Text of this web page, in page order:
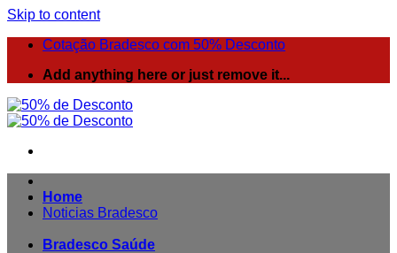
Skip to content
Cotação Bradesco com 50% Desconto
Add anything here or just remove it...
Noticias Bradesco
Home
Bradesco Saúde